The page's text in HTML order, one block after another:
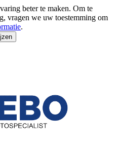
beter te maken. Om te
vragen we uw toestemming om
.